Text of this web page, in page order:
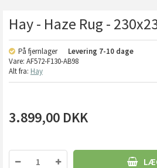
Hay - Haze Rug -
På fjernlager Levering 7-10 dage
Vare: AF572-F130-AB98
Alt fra: Hay
3.899,00 DKK